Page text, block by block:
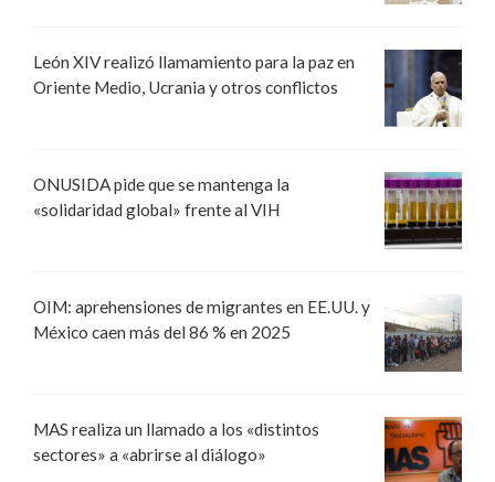
León XIV realizó llamamiento para la paz en
Oriente Medio, Ucrania y otros conflictos
ONUSIDA pide que se mantenga la
«solidaridad global» frente al VIH
OIM: aprehensiones de migrantes en EE.UU. y
México caen más del 86 % en 2025
MAS realiza un llamado a los «distintos
sectores» a «abrirse al diálogo»